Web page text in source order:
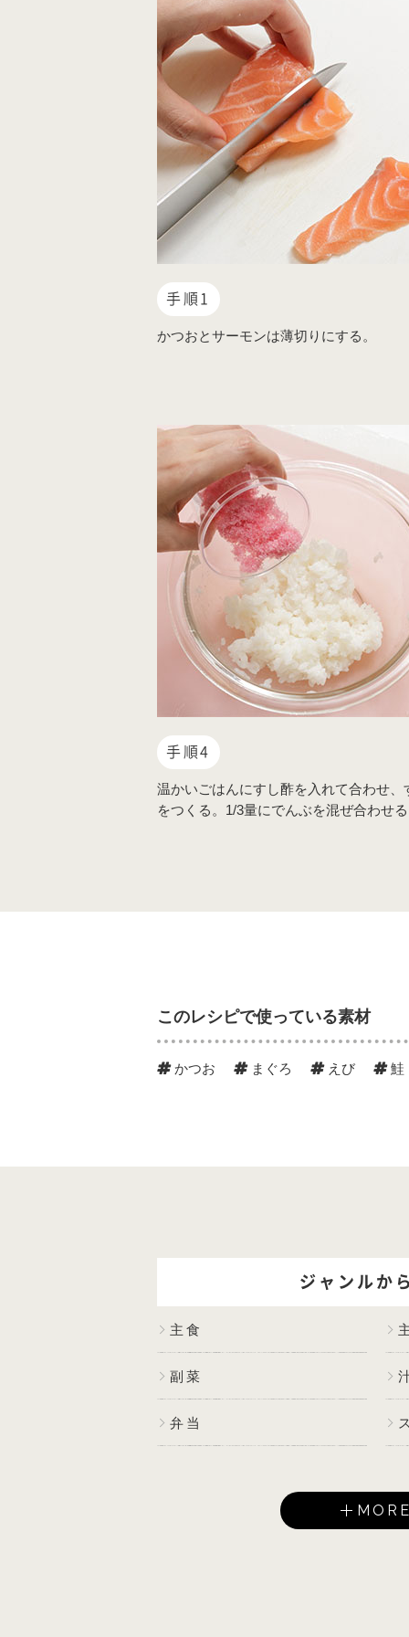
手順1
かつおとサーモンは薄切りにする。
手順4
温かいごはんにすし酢を入れて合わせ、
をつくる。1/3量にでんぶを混ぜ合わせ
このレシピで使っている素材
かつお まぐろ えび 鮭
ジャンルか
主食
副菜
弁当